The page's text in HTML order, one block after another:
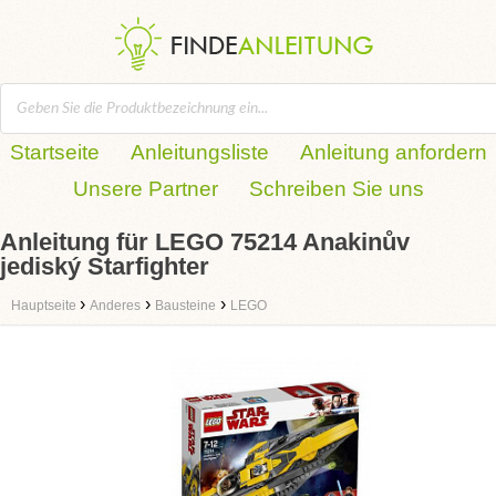
Startseite Anleitungsliste
Anleitung anfordern
Unsere Partner
Schreiben Sie uns
Anleitung für LEGO 75214 Anakinův
jediský Starfighter
Hauptseite › Anderes › Bausteine › LEGO